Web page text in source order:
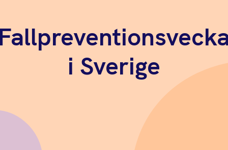
i Sverige